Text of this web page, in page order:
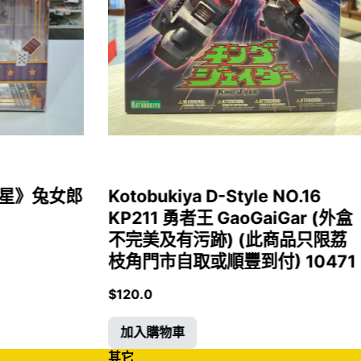
》兔女郎
Kotobukiya D-Style NO.16
KP211 勇者王 GaoGaiGar (外盒
不完美及有污跡) (此商品只限荔
枝角門市自取或順豐到付) 10471
$120.0
加入購物車
其它